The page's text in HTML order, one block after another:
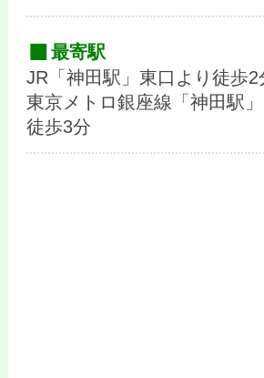
最寄駅
JR「神田駅」東口より徒歩2
東京メトロ銀座線「神田駅
徒歩3分